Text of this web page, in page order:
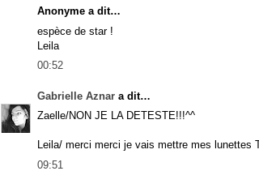
Anonyme a dit…
espèce de star !
Leila
00:52
Gabrielle Aznar a dit…
Zaelle/NON JE LA DETESTE!!!^^
Leila/ merci merci je vais mettre mes lunettes
09:51